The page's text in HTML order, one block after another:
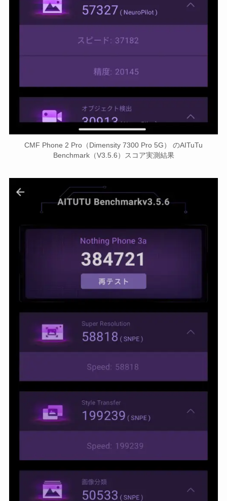
CMF Phone 2 Pro（Dimensity 7300 Pro 5G） のAITuTu
Benchmark（V3.5.6）スコア実測結果